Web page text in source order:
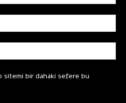
sitemi bir dahaki sefere bu